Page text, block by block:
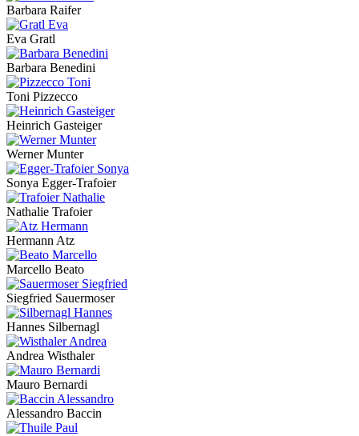
Barbara Raifer
Eva Gratl
Barbara Benedini
Toni Pizzecco
Heinrich Gasteiger
Werner Munter
Sonya Egger-Trafoier
Nathalie Trafoier
Hermann Atz
Marcello Beato
Siegfried Sauermoser
Hannes Silbernagl
Andrea Wisthaler
Mauro Bernardi
Alessandro Baccin